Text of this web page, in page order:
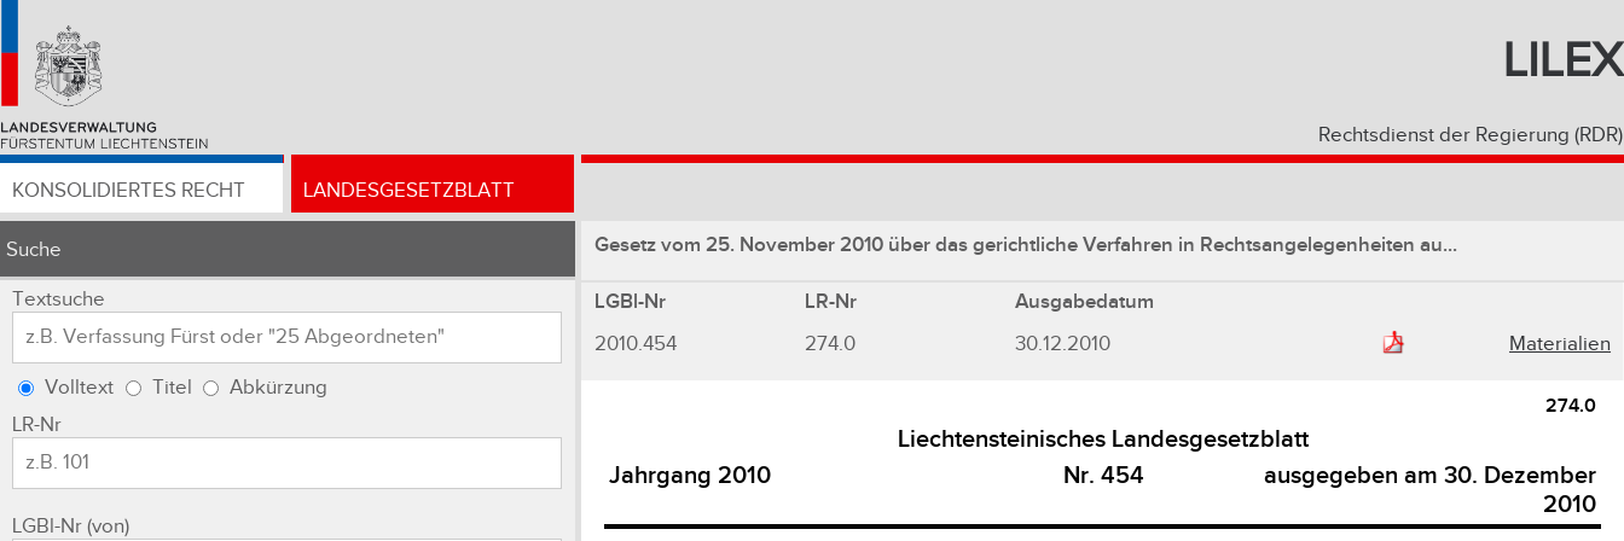
LILEX
Rechtsdienst der Regierung (RDR)
KONSOLIDIERTES RECHT LANDESGESETZBLATT
Suche
Textsuche
Volltext Titel
Abkürzung
LR-Nr
LGBl-Nr (von)
Gesetz vom 25. November 2010 über das gerichtliche Verfahren in Rechtsangelegenheiten au...
LGBl-Nr LR-Nr Ausgabedatum
2010.454 274.0 30.12.2010 Materialien